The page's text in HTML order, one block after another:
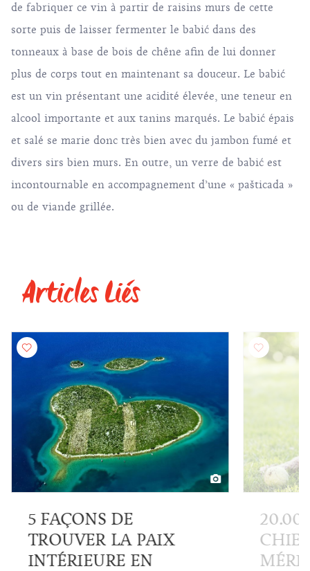
de fabriquer ce vin à partir de raisins murs de cette
sorte puis de laisser fermenter le babić dans des
tonneaux à base de bois de chêne afin de lui donner
plus de corps tout en maintenant sa douceur. Le babić
est un vin présentant une acidité élevée, une teneur en
alcool importante et aux tanins marqués. Le babić épais
et salé se marie donc très bien avec du jambon fumé et
divers sirs bien murs. En outre, un verre de babić est
incontournable en accompagnement d’une « pašticada »
ou de viande grillée.
Articles Liés
5 FAÇONS DE
TROUVER LA PAIX
INTÉRIEURE EN